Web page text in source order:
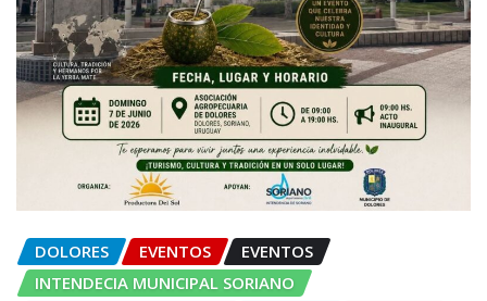
DOLORES EVENTOS
EVENTOS
INTENDECIA MUNICIPAL SORIANO